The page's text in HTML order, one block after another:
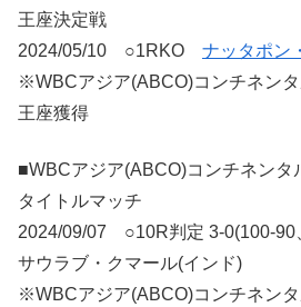
王座決定戦
2024/05/10 ○1RKO ナッタポン
※WBCアジア(ABCO)コンチネン
王座獲得
■WBCアジア(ABCO)コンチネンタ
タイトルマッチ
2024/09/07 ○10R判定 3-0(100-
サウラブ・クマール(インド)
※WBCアジア(ABCO)コンチネン